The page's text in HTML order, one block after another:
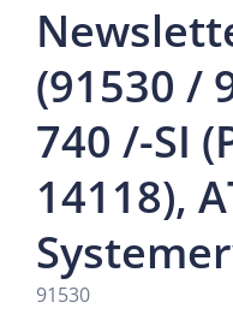
(91530 /
740 /-SI
14118),
91530